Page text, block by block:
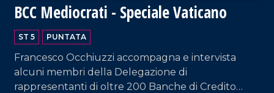
BCC Mediocrati - Speciale Vaticano
ST 5 PUNTATA
Francesco Occhiuzzi accompagna e intervista
alcuni membri della Delegazione di
rappresentanti di oltre 200 Banche di Credito
VAI AL TITOLO